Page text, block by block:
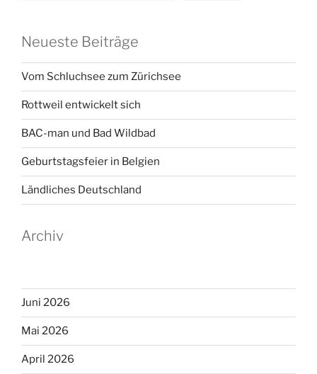
Neueste Beiträge
Vom Schluchsee zum Zürichsee
Rottweil entwickelt sich
BAC-man und Bad Wildbad
Geburtstagsfeier in Belgien
Ländliches Deutschland
Archiv
Juni 2026
Mai 2026
April 2026